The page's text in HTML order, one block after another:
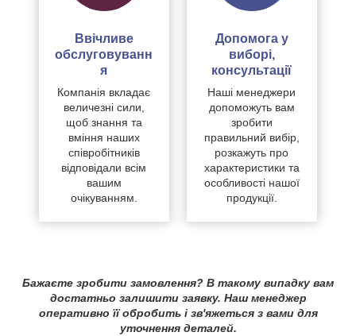
Ввічливе
обслуговуванн
я
Компанія вкладає
величезні сили,
щоб знання та
вміння наших
співробітників
відповідали всім
вашим
очікуванням.
Допомога у
виборі,
консультації
Наші менеджери
допоможуть вам
зробити
правильний вибір,
розкажуть про
характеристики та
особливості нашої
продукції.
Бажаєте зробити замовлення? В такому випадку вам
достатньо залишити заявку. Наш менеджер
оперативно її обробить і зв'яжеться з вами для
уточнення деталей.